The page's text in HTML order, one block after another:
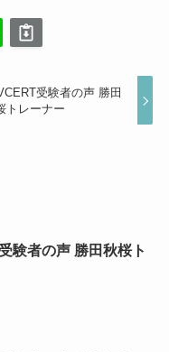
受験者の声 勝田
トレーナー
験者の声 勝田秋桜ト